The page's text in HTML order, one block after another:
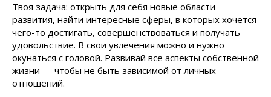
Твоя задача: открыть для себя новые области
развития, найти интересные сферы, в которых хочется
чего-то достигать, совершенствоваться и получать
удовольствие. В свои увлечения можно и нужно
окунаться с головой. Развивай все аспекты собственной
жизни — чтобы не быть зависимой от личных
отношений.